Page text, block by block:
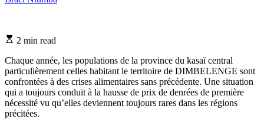
Estimated
time
2 min read
Chaque année, les populations de la province du kasaï central
particulièrement celles habitant le territoire de DIMBELENGE sont
confrontées à des crises alimentaires sans précédente. Une situation
qui a toujours conduit à la hausse de prix de denrées de première
nécessité vu qu’elles deviennent toujours rares dans les régions
précitées.